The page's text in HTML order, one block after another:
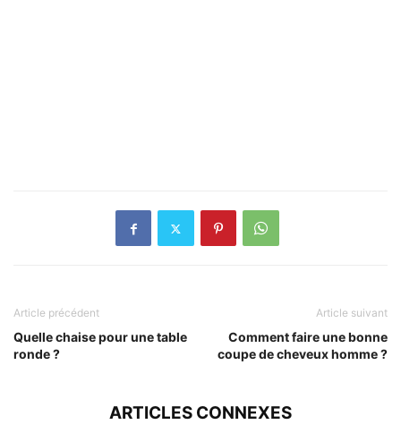
Article précédent
Quelle chaise pour une table
ronde ?
Article suivant
Comment faire une bonne
coupe de cheveux homme ?
ARTICLES CONNEXES